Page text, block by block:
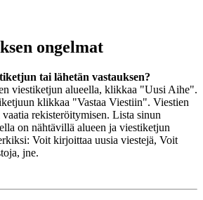
ongelmat
tai lähetän vastauksen?
viestiketjun alueella, klikkaa "Uusi Aihe".
klikkaa "Vastaa Viestiin". Viestien
rekisteröitymisen. Lista sinun
on nähtävillä alueen ja viestiketjun
Voit kirjoittaa uusia viestejä, Voit
jne.